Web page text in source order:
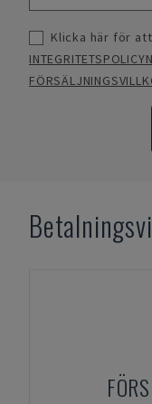
Klicka här för
INTEGRITETSPOLICYN